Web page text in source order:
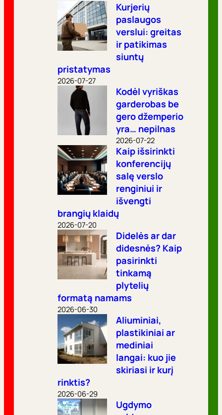
Kurjerių
paslaugos
verslui: greitas
ir patikimas
siuntų
pristatymas
2026-07-27
Kodėl vyriškas
garderobas be
gero džemperio
yra… nepilnas
2026-07-22
Kaip išsirinkti
konferencijų
salę verslo
renginiui ir
išvengti
brangių klaidų
2026-07-20
Didelės ar dar
didesnės? Kaip
pasirinkti
tinkamą
plytelių
formatą namams
2026-06-30
Aliuminiai,
plastikiniai ar
mediniai
langai: kuo jie
skiriasi ir kurį
rinktis?
2026-06-29
Ugdymo